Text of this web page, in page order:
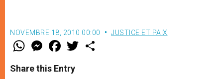
NOVEMBRE 18, 2010 00:00 JUSTICE ET PAIX
W
t
s
M
e
s
e
F
a
e
b
w
Share this Entry